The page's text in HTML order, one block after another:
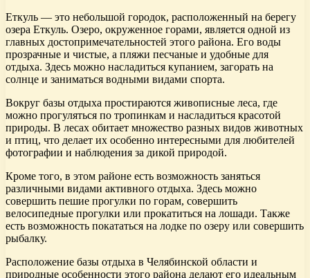
Еткуль — это небольшой городок, расположенный на берегу
озера Еткуль. Озеро, окруженное горами, является одной из
главных достопримечательностей этого района. Его воды
прозрачные и чистые, а пляжи песчаные и удобные для
отдыха. Здесь можно насладиться купанием, загорать на
солнце и заниматься водными видами спорта.
Вокруг базы отдыха простираются живописные леса, где
можно прогуляться по тропинкам и насладиться красотой
природы. В лесах обитает множество разных видов животных
и птиц, что делает их особенно интересными для любителей
фотографии и наблюдения за дикой природой.
Кроме того, в этом районе есть возможность заняться
различными видами активного отдыха. Здесь можно
совершить пешие прогулки по горам, совершить
велосипедные прогулки или прокатиться на лошади. Также
есть возможность покататься на лодке по озеру или совершить
рыбалку.
Расположение базы отдыха в Челябинской области и
природные особенности этого района делают его идеальным